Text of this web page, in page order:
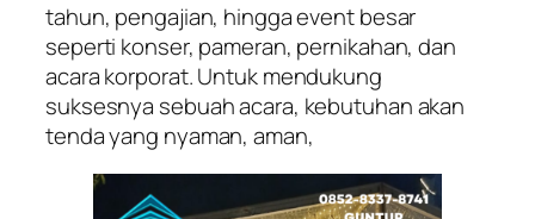
tahun, pengajian, hingga event besar
seperti konser, pameran, pernikahan, dan
acara korporat. Untuk mendukung
suksesnya sebuah acara, kebutuhan akan
tenda yang nyaman, aman,